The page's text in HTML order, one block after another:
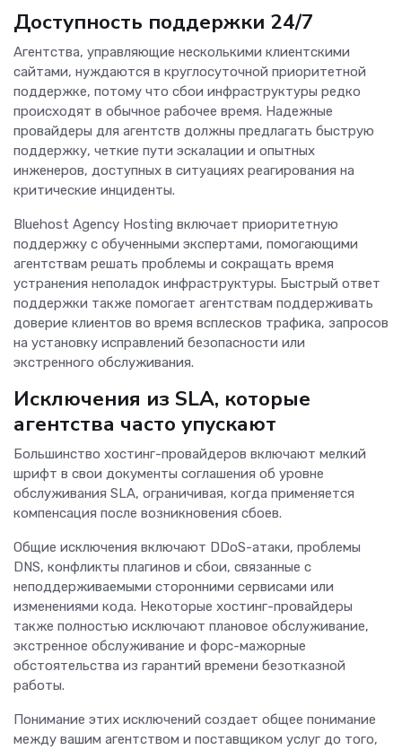
Доступность поддержки 24/7
Агентства, управляющие несколькими клиентскими
сайтами, нуждаются в круглосуточной приоритетной
поддержке, потому что сбои инфраструктуры редко
происходят в обычное рабочее время. Надежные
провайдеры для агентств должны предлагать быструю
поддержку, четкие пути эскалации и опытных
инженеров, доступных в ситуациях реагирования на
критические инциденты.
Bluehost Agency Hosting включает приоритетную
поддержку с обученными экспертами, помогающими
агентствам решать проблемы и сокращать время
устранения неполадок инфраструктуры. Быстрый ответ
поддержки также помогает агентствам поддерживать
доверие клиентов во время всплесков трафика, запросов
на установку исправлений безопасности или
экстренного обслуживания.
Исключения из SLA, которые
агентства часто упускают
Большинство хостинг-провайдеров включают мелкий
шрифт в свои документы соглашения об уровне
обслуживания SLA, ограничивая, когда применяется
компенсация после возникновения сбоев.
Общие исключения включают DDoS-атаки, проблемы
DNS, конфликты плагинов и сбои, связанные с
неподдерживаемыми сторонними сервисами или
изменениями кода. Некоторые хостинг-провайдеры
также полностью исключают плановое обслуживание,
экстренное обслуживание и форс-мажорные
обстоятельства из гарантий времени безотказной
работы.
Понимание этих исключений создает общее понимание
между вашим агентством и поставщиком услуг до того,